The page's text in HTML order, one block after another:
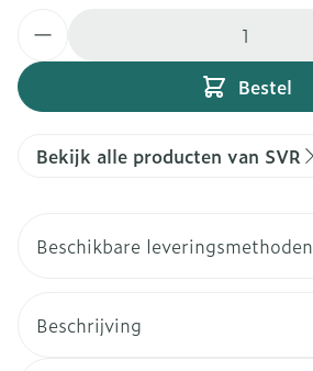
Bestel
Bekijk alle producten van SVR
Beschikbare leveringsmethoden
Beschrijving